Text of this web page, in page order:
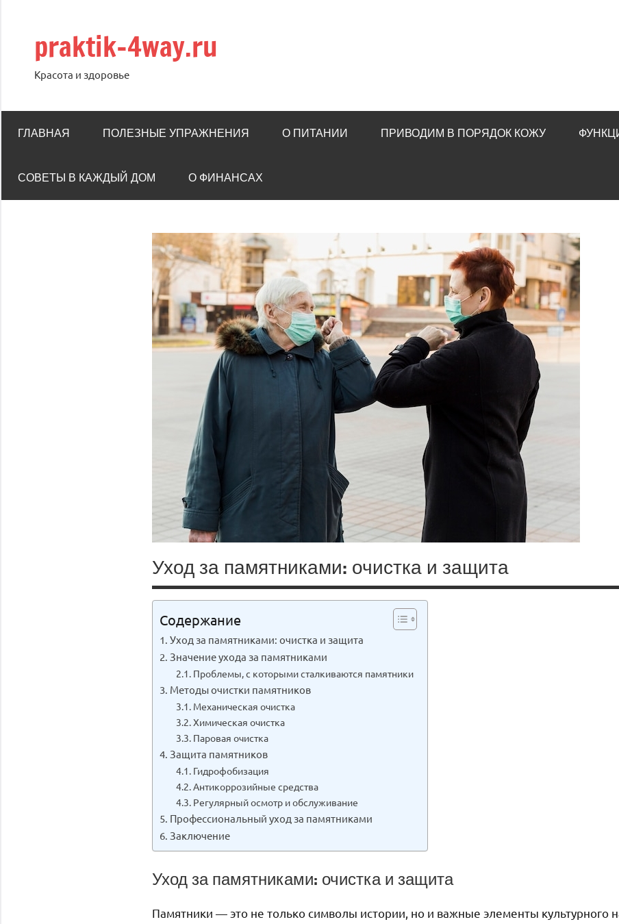
содержимому
praktik-4way.ru
Красота и здоровье
ГЛАВНАЯ ПОЛЕЗНЫЕ УПРАЖНЕНИЯ О ПИТАНИИ ПРИВОДИМ В ПОРЯДОК КОЖУ
СОВЕТЫ В КАЖДЫЙ ДОМ О ФИНАНСАХ
Уход за памятниками: очистка и защита
Содержание
Уход за памятниками: очистка и защита
Значение ухода за памятниками
Проблемы, с которыми сталкиваются памятники
Методы очистки памятников
Механическая очистка
Химическая очистка
Паровая очистка
Защита памятников
Гидрофобизация
Антикоррозийные средства
Регулярный осмотр и обслуживание
Профессиональный уход за памятниками
Заключение
Уход за памятниками: очистка и защита
Памятники — это не только символы истории, но и важные элементы культурного